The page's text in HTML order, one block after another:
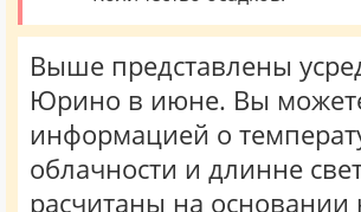
Выше представлены
Юрино в июне. Вы
информацией о
облачности и длинне
расчитаны на